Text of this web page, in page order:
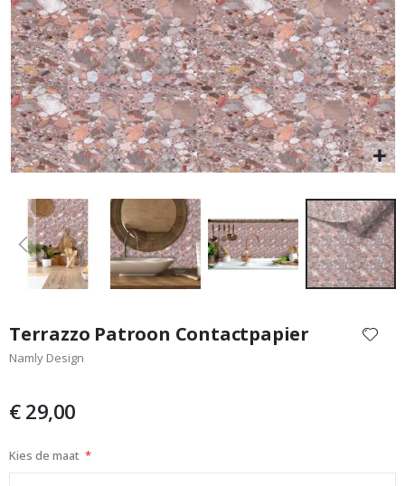
Special
Price
29,00 €
het
begin
afbeeldingen-
Terrazzo Patroon Contactpapier
Namly Design
€ 29,00
Kies de maat